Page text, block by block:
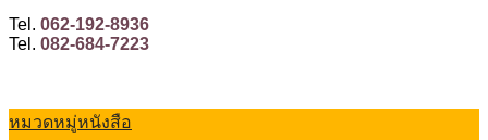
Tel. 062-192-8936
Tel. 082-684-7223
หมวดหมู่หนังสือ